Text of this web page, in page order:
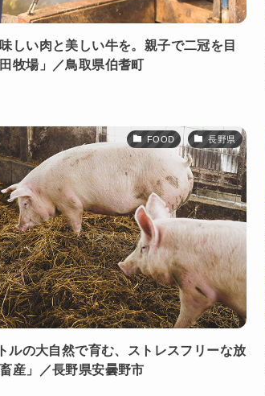
しい肉と美しい牛を。親子で二冠を目
牧場」／鳥取県伯耆町
FOOD 長野県
ルの大自然で育む、ストレスフリーな放
産」／長野県安曇野市